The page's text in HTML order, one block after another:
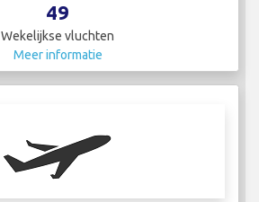
49
Wekelijkse vluchten
Meer informatie